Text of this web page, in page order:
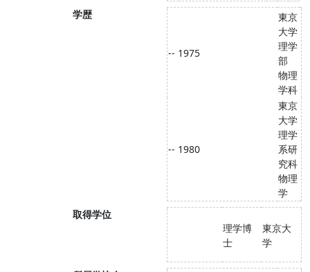
学歴
-- 1975
東京
大学
理学
部
物理
学科
-- 1980
東京
大学
理学
系研
究科
物理
学
取得学位
理学博
士
東京大
学